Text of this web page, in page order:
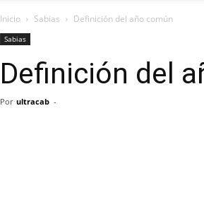
Inicio Sabias Definición del año común
Sabias
Definición del
Por ultracab -